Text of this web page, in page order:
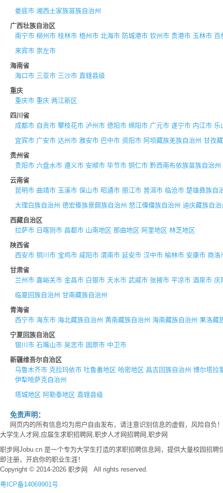
娄底市 湘西土家族苗族自治州
广西壮族自治区
南宁市 柳州市 桂林市 梧州市 北海市 防城港市 钦州市 贵港市 玉林市 百
来宾市 崇左市
海南省
海口市 三亚市 三沙市 直辖县级
重庆
重庆市 重庆 两江新区
四川省
成都市 自贡市 攀枝花市 泸州市 德阳市 绵阳市 广元市 遂宁市 内江市 乐
宜宾市 广安市 达州市 雅安市 巴中市 资阳市 阿坝藏族羌族自治州 甘孜
贵州省
贵阳市 六盘水市 遵义市 安顺市 毕节市 铜仁市 黔西南布依族苗族自治州
云南省
昆明市 曲靖市 玉溪市 保山市 昭通市 丽江市 普洱市 临沧市 楚雄彝族自
大理白族自治州 德宏傣族景颇族自治州 怒江傈僳族自治州 迪庆藏族自治
西藏自治区
拉萨市 日喀则市 昌都市 山南地区 那曲地区 阿里地区 林芝地区
陕西省
西安市 铜川市 宝鸡市 咸阳市 渭南市 延安市 汉中市 榆林市 安康市 商洛
甘肃省
兰州市 嘉峪关市 金昌市 白银市 天水市 武威市 张掖市 平凉市 酒泉市 庆
临夏回族自治州 甘南藏族自治州
青海省
西宁市 海东市 海北藏族自治州 黄南藏族自治州 海南藏族自治州 果洛藏
宁夏回族自治区
银川市 石嘴山市 吴忠市 固原市 中卫市
新疆维吾尔自治区
乌鲁木齐市 克拉玛依市 吐鲁番地区 哈密地区 昌吉回族自治州 博尔塔拉
伊犁哈萨克自治州
塔城地区 阿勒泰地区 直辖县级
免责声明：
网页内的所有信息均为用户自由发布，请注意识别信息的虚假，风险自
大学生人才网,应届生求职招聘网,职步人才网招聘网,职步网
职步网Jobu.cn 是一个专为大学生打造的求职招聘信息网，提供大量校园招
即注册，开启你的职业生涯！
Copyright © 2014-2026 职步网 All rights reserved.
粤ICP备14069901号